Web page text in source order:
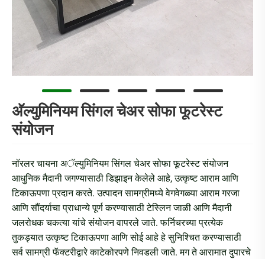
अ‍ॅल्युमिनियम सिंगल चेअर सोफा फूटरेस्ट
संयोजन
नॉरलर चायना अॅल्युमिनियम सिंगल चेअर सोफा फूटरेस्ट संयोजन
आधुनिक मैदानी जगण्यासाठी डिझाइन केलेले आहे, उत्कृष्ट आराम आणि
टिकाऊपणा प्रदान करते. उत्पादन सामग्रीमध्ये वेगवेगळ्या आराम गरजा
आणि सौंदर्याचा प्राधान्ये पूर्ण करण्यासाठी टेस्लिन जाळी आणि मैदानी
जलरोधक चकत्या यांचे संयोजन वापरले जाते. फर्निचरच्या प्रत्येक
तुकड्यात उत्कृष्ट टिकाऊपणा आणि सोई आहे हे सुनिश्चित करण्यासाठी
सर्व सामग्री फॅक्टरीद्वारे काटेकोरपणे निवडली जाते. मग ते आरामात दुपारचे